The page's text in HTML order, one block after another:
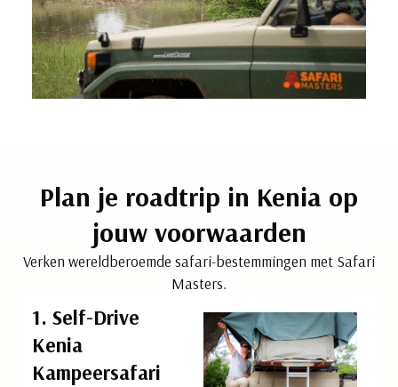
Plan je roadtrip in Kenia op
jouw voorwaarden
Verken wereldberoemde safari-bestemmingen met Safari
Masters.
1. Self-Drive
Kenia
Kampeersafari